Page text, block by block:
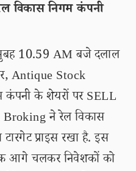
विकास निगम कंपनी
10.59 AM बजे दलाल
Antique Stock
के शेयरों पर SELL
ने रेल विकास
प्राइस रखा है. इस
आगे चलकर निवेशकों को